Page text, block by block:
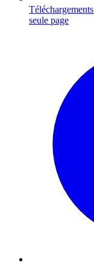
Téléchargements
seule page